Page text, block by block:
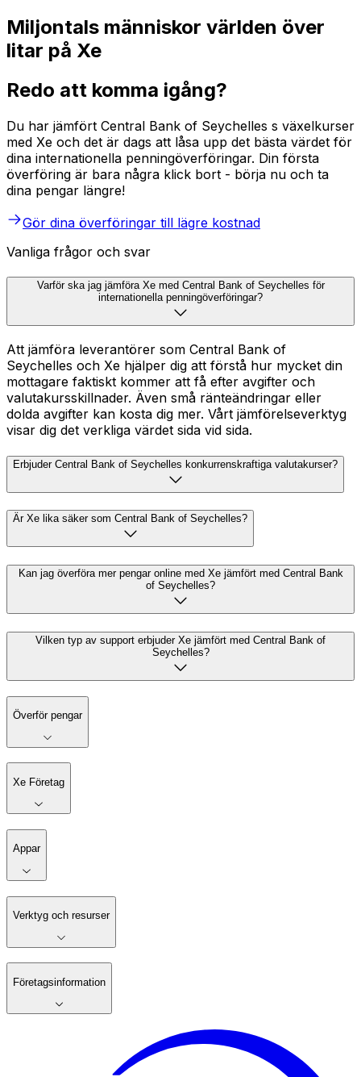
Miljontals människor världen över
litar på Xe
Redo att komma igång?
Du har jämfört Central Bank of Seychelles s växelkurser
med Xe och det är dags att låsa upp det bästa värdet för
dina internationella penningöverföringar. Din första
överföring är bara några klick bort - börja nu och ta
dina pengar längre!
Gör dina överföringar till lägre kostnad
Vanliga frågor och svar
Varför ska jag jämföra Xe med Central Bank of Seychelles för
internationella penningöverföringar?
Att jämföra leverantörer som Central Bank of
Seychelles och Xe hjälper dig att förstå hur mycket din
mottagare faktiskt kommer att få efter avgifter och
valutakursskillnader. Även små ränteändringar eller
dolda avgifter kan kosta dig mer. Vårt jämförelseverktyg
visar dig det verkliga värdet sida vid sida.
Erbjuder Central Bank of Seychelles konkurrenskraftiga valutakurser?
Är Xe lika säker som Central Bank of Seychelles?
Kan jag överföra mer pengar online med Xe jämfört med Central Bank
of Seychelles?
Vilken typ av support erbjuder Xe jämfört med Central Bank of
Seychelles?
Överför pengar
Xe Företag
Appar
Verktyg och resurser
Företagsinformation